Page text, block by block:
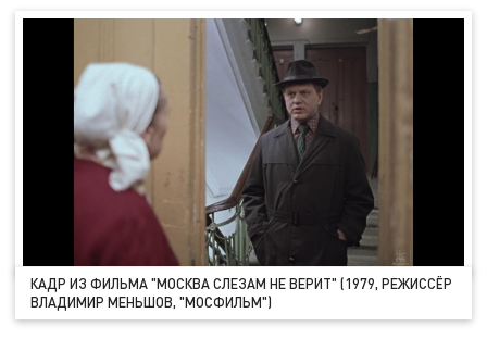
КАДР ИЗ ФИЛЬМА "МОСКВА СЛЕЗАМ НЕ ВЕРИТ" (1979, РЕЖИССЁР
ВЛАДИМИР МЕНЬШОВ, "МОСФИЛЬМ")